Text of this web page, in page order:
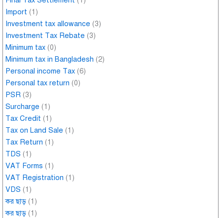
Import (1)
Investment tax allowance (3)
Investment Tax Rebate (3)
Minimum tax (0)
Minimum tax in Bangladesh (2)
Personal income Tax (6)
Personal tax return (0)
PSR (3)
Surcharge (1)
Tax Credit (1)
Tax on Land Sale (1)
Tax Return (1)
TDS (1)
VAT Forms (1)
VAT Registration (1)
VDS (1)
কর ছাড় (1)
কর ছাড় (1)